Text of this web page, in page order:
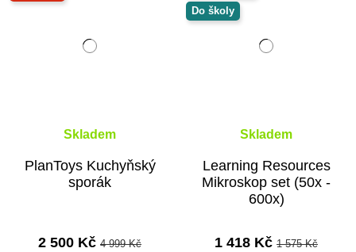
Skladem
PlanToys Kuchyňský
sporák
2 500 Kč 4 999 Kč
Do školy
Skladem
Learning Resources
Mikroskop set (50x -
600x)
1 418 Kč 1 575 Kč